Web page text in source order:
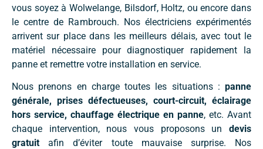
vous soyez à Wolwelange, Bilsdorf, Holtz, ou encore dans
le centre de Rambrouch. Nos électriciens expérimentés
arrivent sur place dans les meilleurs délais, avec tout le
matériel nécessaire pour diagnostiquer rapidement la
panne et remettre votre installation en service.
Nous prenons en charge toutes les situations : panne
générale, prises défectueuses, court-circuit, éclairage
hors service, chauffage électrique en panne, etc. Avant
chaque intervention, nous vous proposons un devis
gratuit afin d’éviter toute mauvaise surprise. Nos